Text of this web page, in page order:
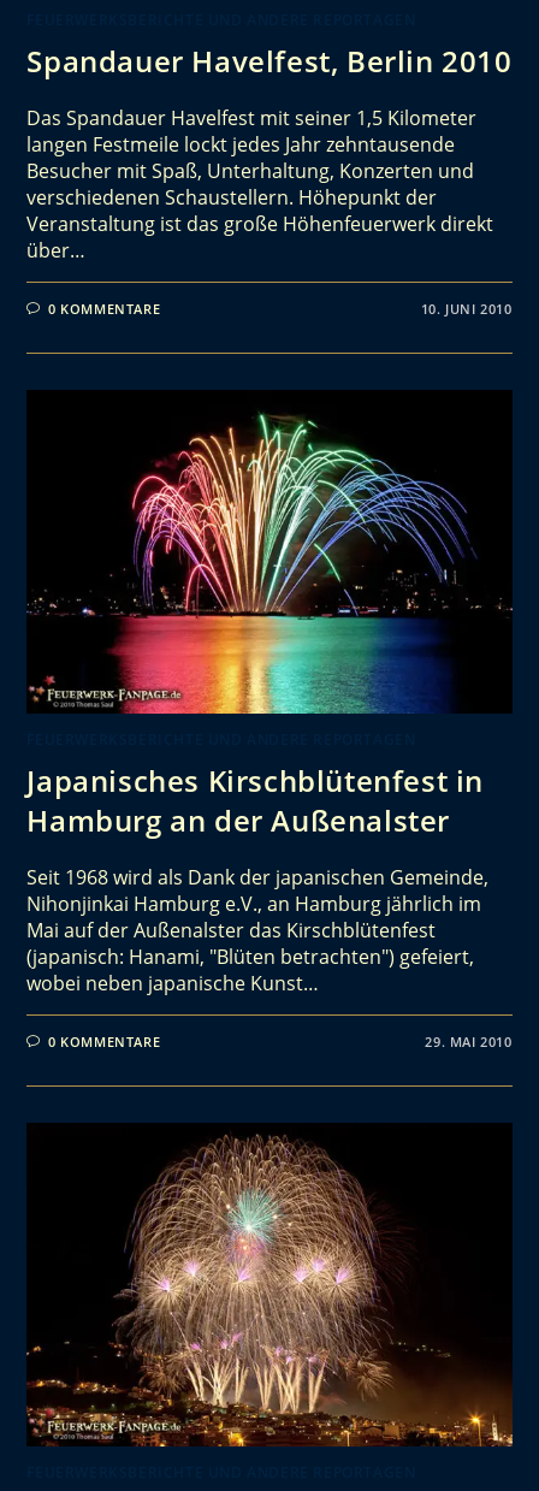
Spandauer Havelfest, Berlin 2010
Das Spandauer Havelfest mit seiner 1,5 Kilometer
langen Festmeile lockt jedes Jahr zehntausende
Besucher mit Spaß, Unterhaltung, Konzerten und
verschiedenen Schaustellern. Höhepunkt der
Veranstaltung ist das große Höhenfeuerwerk direkt
über…
0 KOMMENTARE 10. JUNI 2010
Japanisches Kirschblütenfest in
Hamburg an der Außenalster
Seit 1968 wird als Dank der japanischen Gemeinde,
Nihonjinkai Hamburg e.V., an Hamburg jährlich im
Mai auf der Außenalster das Kirschblütenfest
(japanisch: Hanami, "Blüten betrachten") gefeiert,
wobei neben japanische Kunst…
0 KOMMENTARE 29. MAI 2010